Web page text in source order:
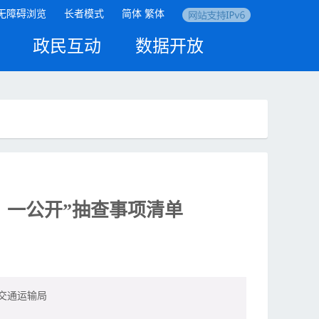
政民互动 数据开放
障碍浏览 长者模式 简体 繁体
公开”抽查事项清单
通运输局